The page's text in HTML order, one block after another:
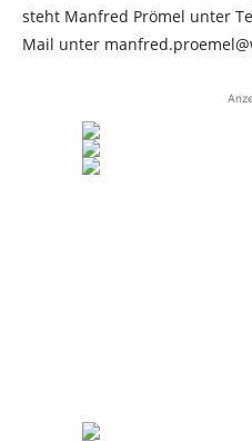
steht Manfred Prömel unter
Mail unter